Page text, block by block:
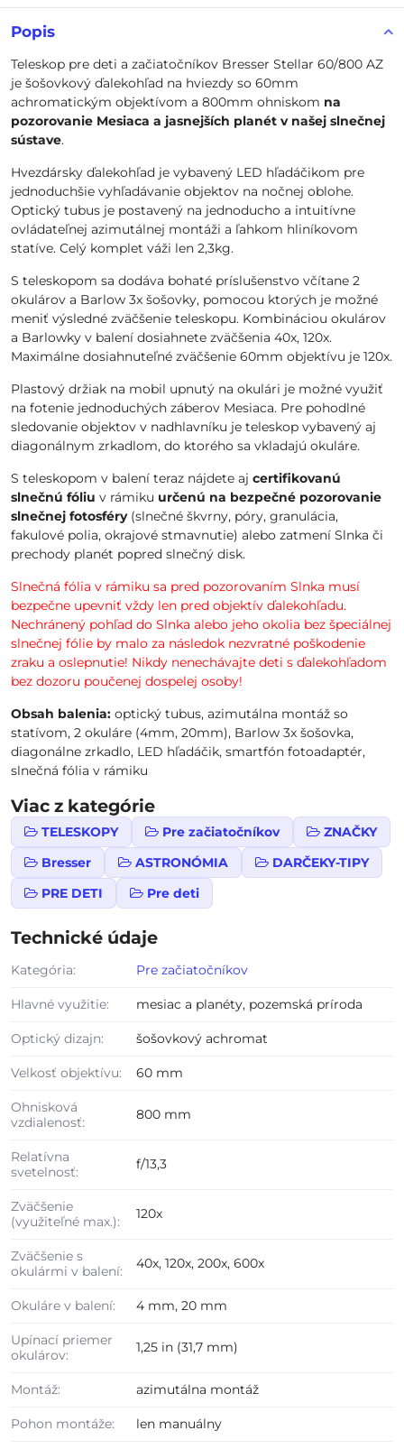
Popis
Teleskop pre deti a začiatočníkov Bresser Stellar 60/800 AZ
je šošovkový ďalekohľad na hviezdy so 60mm
achromatickým objektívom a 800mm ohniskom na
pozorovanie Mesiaca a jasnejších planét v našej slnečnej
sústave.
Hvezdársky ďalekohľad je vybavený LED hľadáčikom pre
jednoduchšie vyhľadávanie objektov na nočnej oblohe.
Optický tubus je postavený na jednoducho a intuitívne
ovládateľnej azimutálnej montáži a ľahkom hliníkovom
statíve. Celý komplet váži len 2,3kg.
S teleskopom sa dodáva bohaté príslušenstvo včítane 2
okulárov a Barlow 3x šošovky, pomocou ktorých je možné
meniť výsledné zväčšenie teleskopu. Kombináciou okulárov
a Barlowky v balení dosiahnete zväčšenia 40x, 120x.
Maximálne dosiahnuteľné zväčšenie 60mm objektívu je 120x.
Plastový držiak na mobil upnutý na okulári je možné využiť
na fotenie jednoduchých záberov Mesiaca. Pre pohodlné
sledovanie objektov v nadhlavníku je teleskop vybavený aj
diagonálnym zrkadlom, do ktorého sa vkladajú okuláre.
S teleskopom v balení teraz nájdete aj certifikovanú
slnečnú fóliu v rámiku určenú na bezpečné pozorovanie
slnečnej fotosféry(slnečné škvrny, póry, granulácia,
fakulové polia, okrajové stmavnutie) alebo zatmení Slnka či
prechody planét popred slnečný disk.
Slnečná fólia v rámiku sa pred pozorovaním Slnka musí
bezpečne upevniť vždy len pred objektív ďalekohľadu.
Nechránený pohľad do Slnka alebo jeho okolia bez špeciálnej
slnečnej fólie by malo za následok nezvratné poškodenie
zraku a oslepnutie! Nikdy nenechávajte deti s ďalekohľadom
bez dozoru poučenej dospelej osoby!
Obsah balenia: optický tubus, azimutálna montáž so
statívom, 2 okuláre (4mm, 20mm), Barlow 3x šošovka,
diagonálne zrkadlo, LED hľadáčik, smartfón fotoadaptér,
slnečná fólia v rámiku
Viac z kategórie
TELESKOPY Pre začiatočníkov
ZNAČKY
Bresser
ASTRONÓMIA
DARČEKY-TIPY
PRE DETI
Pre deti
Technické údaje
Kategória: Pre začiatočníkov
Hlavné využitie: mesiac a planéty, pozemská príroda
Optický dizajn: šošovkový achromat
Velkosť objektívu: 60 mm
Ohnisková
vzdialenosť:
800 mm
Relatívna
svetelnosť:
f/13,3
Zväčšenie
(využiteľné max.):
120x
Zväčšenie s
okulármi v balení:
40x, 120x, 200x, 600x
Okuláre v balení: 4 mm, 20 mm
Upínací priemer
okulárov:
1,25 in (31,7 mm)
Montáž: azimutálna montáž
Pohon montáže: len manuálny